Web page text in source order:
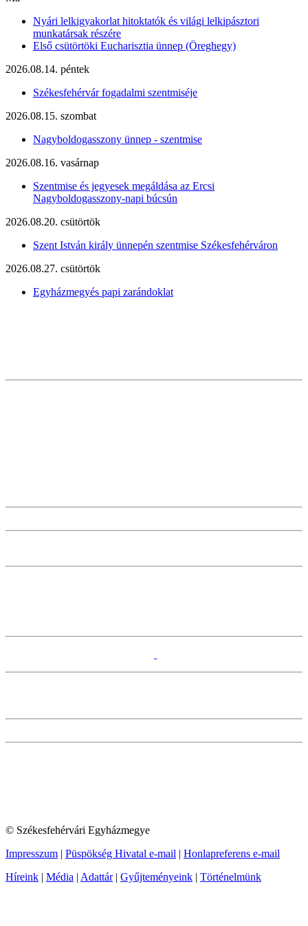
Nyári lelkigyakorlat hitoktatók és világi lelkipásztori
munkatársak részére
Első csütörtöki Eucharisztia ünnep (Öreghegy)
2026.08.14. péntek
Székesfehérvár fogadalmi szentmiséje
2026.08.15. szombat
Nagyboldogasszony ünnep - szentmise
2026.08.16. vasárnap
Szentmise és jegyesek megáldása az Ercsi
Nagyboldogasszony-napi búcsún
2026.08.20. csütörtök
Szent István király ünnepén szentmise Székesfehérváron
2026.08.27. csütörtök
Egyházmegyés papi zarándoklat
© Székesfehérvári Egyházmegye
Impresszum | Püspökség Hivatal e-mail | Honlapreferens e-mail
Híreink | Média | Adattár| Gyűjteményeink | Történelmünk